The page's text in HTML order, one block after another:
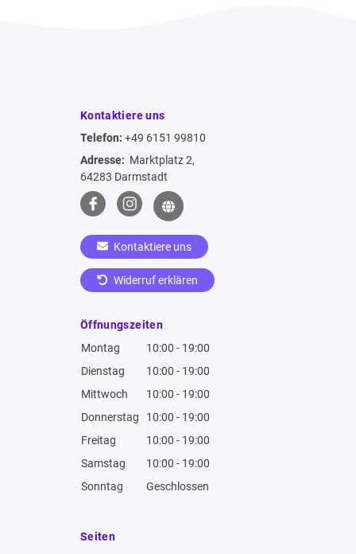
Kontaktiere uns
Telefon: +49 6151 99810
Adresse: Marktplatz 2,
64283 Darmstadt
Kontaktiere uns
Widerruf erklären
Öffnungszeiten
Montag
10:00 - 19:00
Dienstag
10:00 - 19:00
Mittwoch
10:00 - 19:00
Donnerstag
10:00 - 19:00
Freitag
10:00 - 19:00
Samstag
10:00 - 19:00
Sonntag
Geschlossen
Seiten